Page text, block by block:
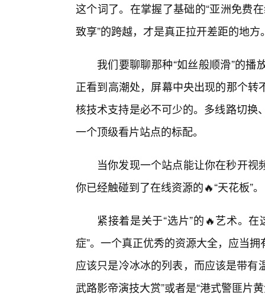
这个词了。在掌握了基础的“亚洲免费
致享”的跨越，才是真正拉开差距的地方
我们要聊聊那种“如丝般顺滑”的
正看到高潮处，屏幕中央出现的那个
核技术支持是必不可少的。多线路切换
一个顶级看片站点的标配。
当你发现一个站点能让你在秒开
你已经触碰到了在线资源的🔥“天花板”。
紧接着是关于“选片”的🔥艺术。
症”。一个真正优秀的资源大全，应当
应该只是冷冰冰的列表，而应该是带有
武路影帝演技大赏”或者是“港式警匪片